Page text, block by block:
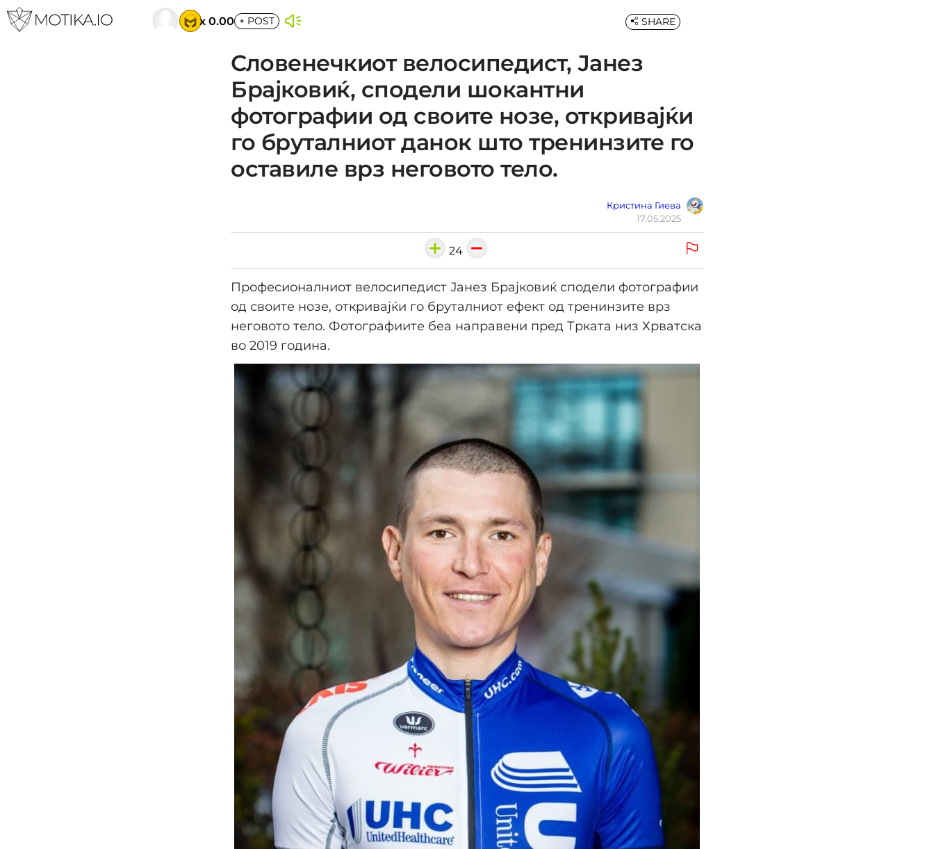
x 0.00 + POST
Словенечкиот велосипедист, Јанез
Брајковиќ, сподели шокантни
фотографии од своите нозе, откривајќи
го бруталниот данок што тренинзите го
оставиле врз неговото тело.
Кристина Гиева
17.05.2025
SHARE
24
Професионалниот велосипедист Јанез Брајковиќ сподели фотографии
од своите нозе, откривајќи го бруталниот ефект од тренинзите врз
неговото тело. Фотографиите беа направени пред Трката низ Хрватска
во 2019 година.